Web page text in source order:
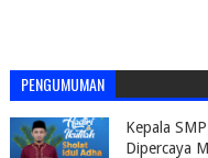
PENGUMUMAN
Kepala
Dipercaya